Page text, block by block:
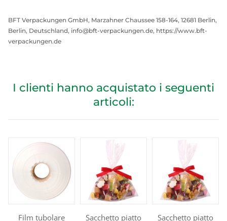
BFT Verpackungen GmbH, Marzahner Chaussee 158-164, 12681 Berlin,
Berlin, Deutschland, info@bft-verpackungen.de, https://www.bft-
verpackungen.de
I clienti hanno acquistato i seguenti
articoli:
Film tubolare
Sacchetto piatto
Sacchetto piatto